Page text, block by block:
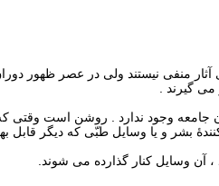
منفى نيستند ولى در عصر ظهور
گيرند .
جامعه وجود ندارد . روشن است وقتى
بشر و يا وسايل طبّى كه ديگر قابل
آن وسايل كنار گذارده مى‏ شوند.